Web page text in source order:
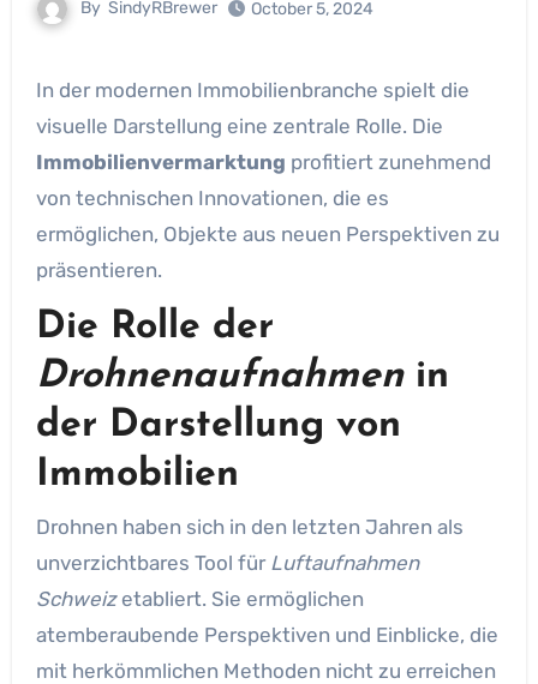
By SindyRBrewer October 5, 2024
In der modernen Immobilienbranche spielt die
visuelle Darstellung eine zentrale Rolle. Die
Immobilienvermarktung profitiert zunehmend
von technischen Innovationen, die es
ermöglichen, Objekte aus neuen Perspektiven zu
präsentieren.
Die Rolle der
Drohnenaufnahmenin
der Darstellung von
Immobilien
Drohnen haben sich in den letzten Jahren als
unverzichtbares Tool für Luftaufnahmen
Schweizetabliert. Sie ermöglichen
atemberaubende Perspektiven und Einblicke, die
mit herkömmlichen Methoden nicht zu erreichen